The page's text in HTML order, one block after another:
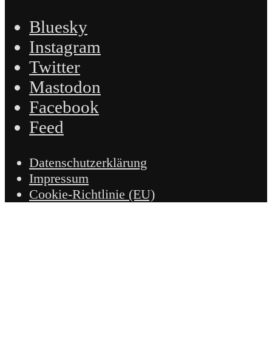
Bluesky
Instagram
Twitter
Mastodon
Facebook
Feed
Datenschutzerklärung
Impressum
Cookie-Richtlinie (EU)